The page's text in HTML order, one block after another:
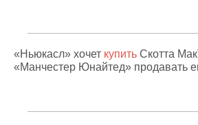
«Ньюкасл» хочет купить Скотта
«Манчестер Юнайтед» продавать